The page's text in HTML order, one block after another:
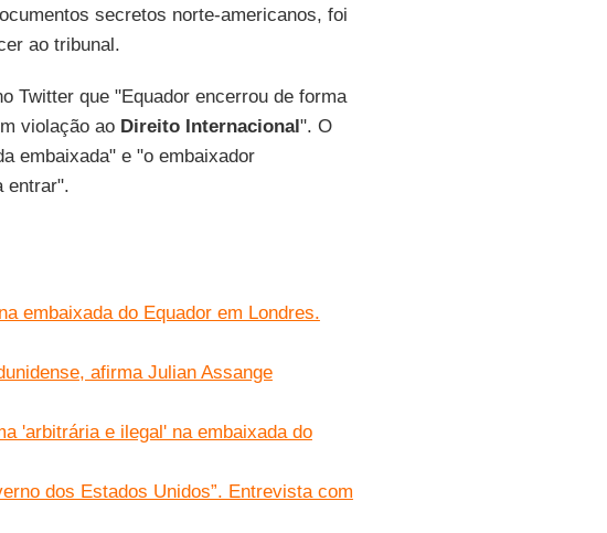
secretos norte-americanos, foi
ao tribunal.
Twitter que "Equador encerrou de forma
violação ao Direito Internacional". O
embaixada" e "o embaixador
entrar".
embaixada do Equador em Londres.
afirma Julian Assange
'arbitrária e ilegal' na embaixada do
dos Estados Unidos”. Entrevista com